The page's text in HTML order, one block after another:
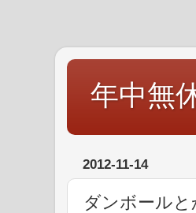
年中無
2012-11-14
ダンボール